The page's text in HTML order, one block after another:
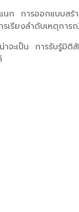
การออกแบบสร้
ยงลำดับเหตุการ
จะเป็น การรับรู้